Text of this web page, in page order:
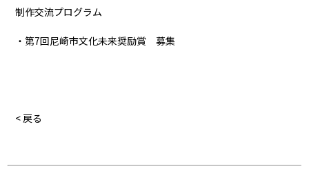
制作交流プログラム
・第7回尼崎市文化未来奨励賞 募集
< 戻る